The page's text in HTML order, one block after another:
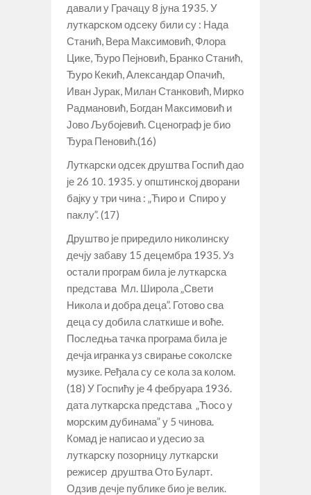
давали у Грачацу 8 јуна 1935. У
луткарском одсеку били су : Нада
Станић, Вера Максимовић, Флора
Цике, Ђуро Пејновић, Бранко Станић,
Ђуро Кекић, Александар Опачић,
Иван Јурак, Милан Станковић, Мирко
Радмановић, Богдан Максимовић и
Јово Љубојевић. Сценограф је био
Ђура Пеновић.(16)
Луткарски одсек друштва Госпић дао
је 26 10. 1935. у општинској дворани
бајку у три чина : „Ћиро и Спиро у
паклу”. (17)
Друштво је приредило николинску
дечју забаву 15 децембра 1935. Уз
остали програм била је луткарска
представа Мл. Широла „Свети
Никола и добра деца”. Готово сва
деца су добила слаткише и воће.
Последња тачка програма била је
дечја игранка уз свирање соколске
музике. Ређала су се кола за колом.
(18) У Госпићу је 4 фебруара 1936.
дата луткарска представа
„Ћосо у
морским дубинама” у 5 чинова.
Комад је написао и удесио за
луткарску позорницу луткарски
режисер друштва Ото Буларт.
Одзив дечје публике био је велик.